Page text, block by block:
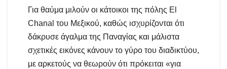
Για θαύμα μιλούν οι κάτοικοι της πόλης El
Chanal του Μεξικού, καθώς ισχυρίζονται ότι
δάκρυσε άγαλμα της Παναγίας και μάλιστα
σχετικές εικόνες κάνουν το γύρο του διαδικτύου,
με αρκετούς να θεωρούν ότι πρόκειται «για